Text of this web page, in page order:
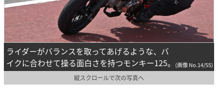
ライダーがバランスを取ってあげるような、バ
イクに合わせて操る面白さを持つモンキー125。
(画像 No.14/55)
縦スクロールで次の写真へ